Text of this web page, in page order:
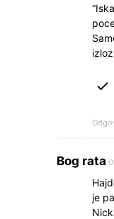
Bog rata
je